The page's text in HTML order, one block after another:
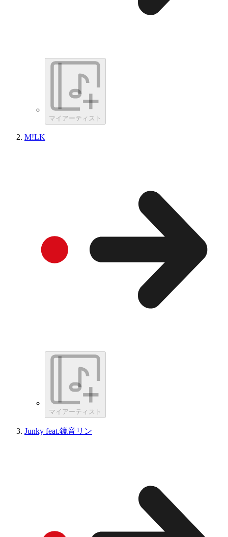
マイアーティスト
M!LK
マイアーティスト
Junky feat.鏡音リン